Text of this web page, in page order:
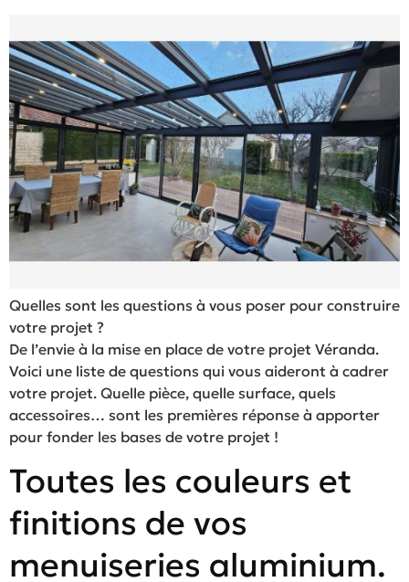
Quelles sont les questions à vous poser pour construire
votre projet ?
De l’envie à la mise en place de votre projet Véranda.
Voici une liste de questions qui vous aideront à cadrer
votre projet. Quelle pièce, quelle surface, quels
accessoires… sont les premières réponse à apporter
pour fonder les bases de votre projet !
Toutes les couleurs et
finitions de vos
menuiseries aluminium.